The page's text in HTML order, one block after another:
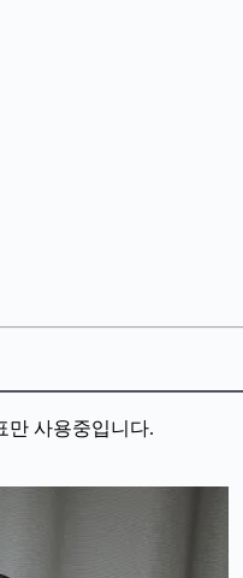
만 사용중입니다.